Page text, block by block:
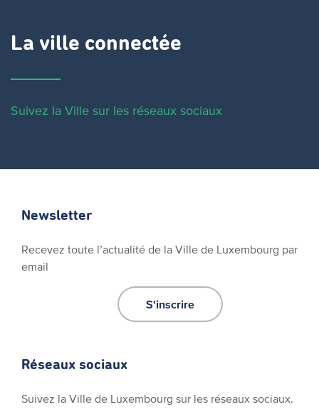
La ville connectée
Suivez la Ville sur les réseaux sociaux
Newsletter
Recevez toute l’actualité de la Ville de Luxembourg par
email
S'inscrire
Réseaux sociaux
Suivez la Ville de Luxembourg sur les réseaux sociaux.